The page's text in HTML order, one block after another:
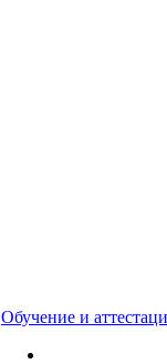
Обучение и